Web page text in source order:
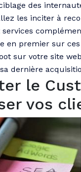
des
les inciter à
en premier sur
sur votre site
dernière
le
vos